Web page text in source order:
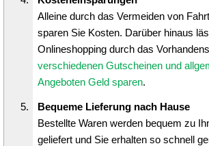
Alleine durch das Vermeiden von
sparen Sie Kosten. Darüber hinaus
Onlineshopping durch das
verschiedenen Gutscheinen und
Angeboten Geld sparen.
Bequeme Lieferung nach Hause
Bestellte Waren werden bequem zu
geliefert und Sie erhalten so schnell